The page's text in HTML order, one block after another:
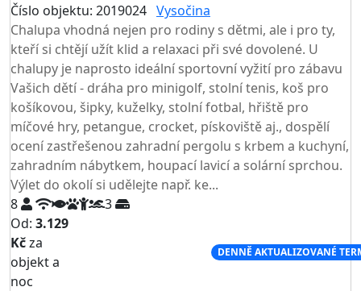
Číslo objektu: 2019024 Vysočina
Chalupa vhodná nejen pro rodiny s dětmi, ale i pro ty,
kteří si chtějí užít klid a relaxaci při své dovolené. U
chalupy je naprosto ideální sportovní vyžití pro zábavu
Vašich dětí - dráha pro minigolf, stolní tenis, koš pro
košíkovou, šipky, kuželky, stolní fotbal, hřiště pro
míčové hry, petangue, crocket, pískoviště aj., dospělí
ocení zastřešenou zahradní pergolu s krbem a kuchyní,
zahradním nábytkem, houpací lavicí a solární sprchou.
Výlet do okolí si udělejte např. ke...
8
3
Od: 3.129
Kčza
objekt a
noc
DENNĚ AKTUALIZOVANÉ